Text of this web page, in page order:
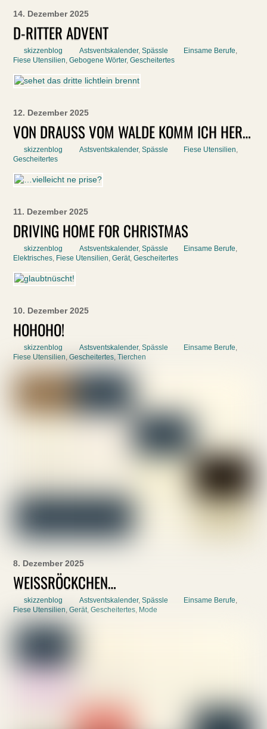
14. Dezember 2025
D-RITTER ADVENT
skizzenblog Astsventskalender,Spässle Einsame Berufe,
Fiese Utensilien,Gebogene Wörter,Gescheitertes
12. Dezember 2025
VON DRAUSS VOM WALDE KOMM ICH HER…
skizzenblog Astsventskalender,Spässle Fiese Utensilien,
Gescheitertes
11. Dezember 2025
DRIVING HOME FOR CHRISTMAS
skizzenblog Astsventskalender,Spässle Einsame Berufe,
Elektrisches, Fiese Utensilien,Gerät,Gescheitertes
10. Dezember 2025
HOHOHO!
skizzenblog Astsventskalender,Spässle Einsame Berufe,
Fiese Utensilien,Gescheitertes,Tierchen
8. Dezember 2025
WEISSRÖCKCHEN…
skizzenblog Astsventskalender,Spässle Einsame Berufe
Fiese Utensilien ,Gerät ,Gescheitertes Mode